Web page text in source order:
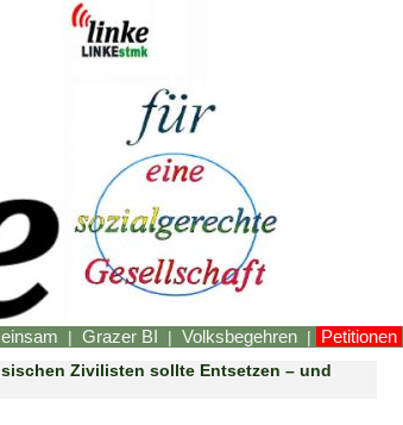
| Grazer BI | Volksbegehren | Petitionen
Zivilisten sollte Entsetzen – und